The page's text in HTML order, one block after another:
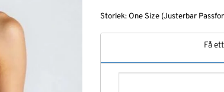
Storlek: One Size (Justerbar
Få